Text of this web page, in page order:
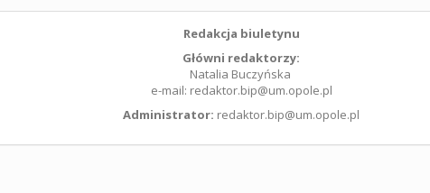
Redakcja biuletynu
Główni redaktorzy:
Natalia Buczyńska
e-mail: redaktor.bip@um.opole.pl
Administrator: redaktor.bip@um.opole.pl